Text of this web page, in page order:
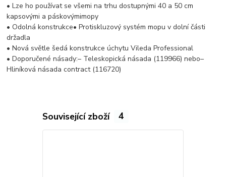
• Lze ho používat se všemi na trhu dostupnými 40 a 50 cm
kapsovými a páskovýmimopy
• Odolná konstrukce• Protiskluzový systém mopu v dolní části
držadla
• Nová světle šedá konstrukce úchytu Vileda Professional
• Doporučené násady:– Teleskopická násada (119966) nebo–
Hliníková násada contract (116720)
Související zboží 4